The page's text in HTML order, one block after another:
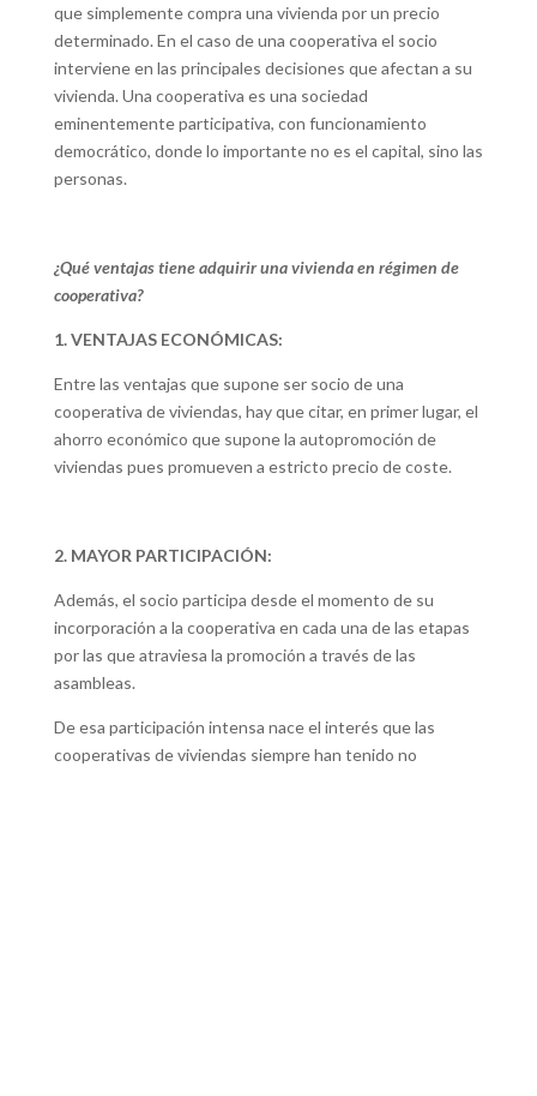
que simplemente compra una vivienda por un precio
determinado. En el caso de una cooperativa el socio
interviene en las principales decisiones que afectan a su
vivienda. Una cooperativa es una sociedad
eminentemente participativa, con funcionamiento
democrático, donde lo importante no es el capital, sino las
personas.
¿Qué ventajas tiene adquirir una vivienda en régimen de
cooperativa?
1. VENTAJAS ECONÓMICAS:
Entre las ventajas que supone ser socio de una
cooperativa de viviendas, hay que citar, en primer lugar, el
ahorro económico que supone la autopromoción de
viviendas pues promueven a estricto precio de coste.
2. MAYOR PARTICIPACIÓN:
Además, el socio participa desde el momento de su
incorporación a la cooperativa en cada una de las etapas
por las que atraviesa la promoción a través de las
asambleas.
De esa participación intensa nace el interés que las
cooperativas de viviendas siempre han tenido no